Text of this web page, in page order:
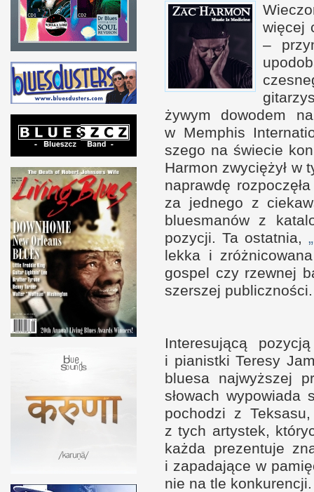
więcej
–
żywym dowodem
w Mem­phis
szego na świecie
Har­mon zwyciężył w t
naprawdę
za jed­nego z c
bluesmanów z k
pozycji. Ta ostat­nia,
lekka i z
gospel czy rzew­nej
szer­szej publiczności.
Interesującą
i pianistki Teresy
bluesa naj­wyż­szej
słowach wypowiada
pochodzi z T
z tych artystek,
każda prezen­tuje
i zapadającew p
nie na tle konkurencji.